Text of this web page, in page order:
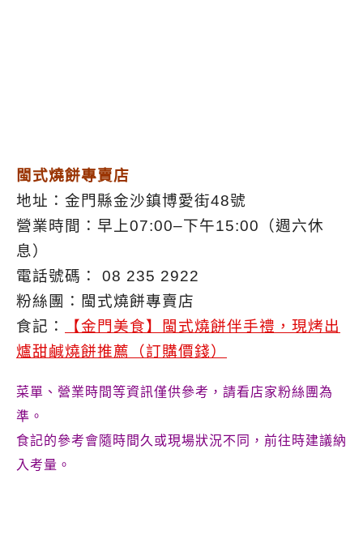
閩式燒餅專賣店
地址：金門縣金沙鎮博愛街48號
營業時間：早上07:00–下午15:00（週六休
息）
電話號碼： 08 235 2922
粉絲團：閩式燒餅專賣店
食記：
【金門美食】閩式燒餅伴手禮，現烤出
爐甜鹹燒餅推薦（訂購價錢）
菜單、營業時間等資訊僅供參考，請看店家粉絲團為
準。
食記的參考會隨時間久或現場狀況不同，前往時建議納
入考量。